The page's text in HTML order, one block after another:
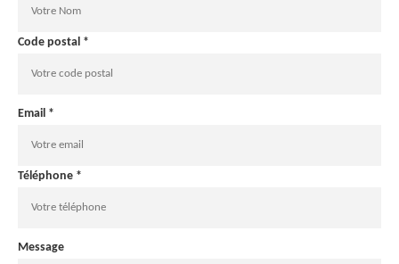
Code postal *
Email *
Téléphone *
Message